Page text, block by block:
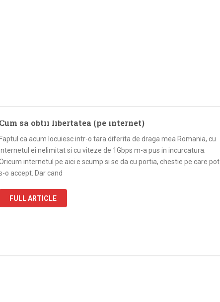
Cum sa obtii libertatea (pe internet)
Faptul ca acum locuiesc intr-o tara diferita de draga mea Romania, cu
ei nelimitat si cu viteze de 1Gbps m-a pus in incurcatura.
internetul pe aici e scump si se da cu portia, chestie pe care pot
o accept. Dar cand
FULL ARTICLE